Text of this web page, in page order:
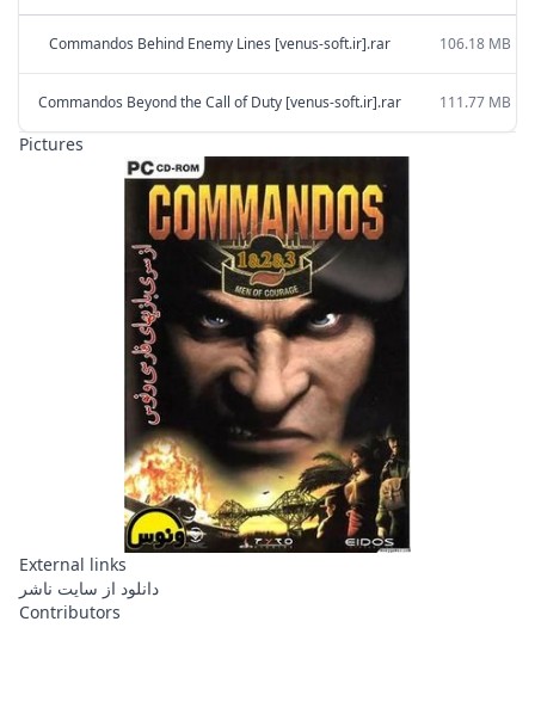
Commandos Behind Enemy Lines [venus-soft.ir].rar 106.18 MB
Commandos Beyond the Call of Duty [venus-soft.ir].rar 111.77 MB
Pictures
External links
دانلود از سایت ناشر
Contributors